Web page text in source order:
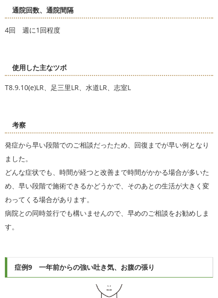
通院回数、通院間隔
4回 週に1回程度
使用した主なツボ
T8.9.10(e)LR、足三里LR、水道LR、志室L
考察
発症から早い段階でのご相談だったため、回復までが早い例となり
ました。
どんな症状でも、時間が経つと改善まで時間がかかる場合が多いた
め、早い段階で施術できるかどうかで、そのあとの生活が大きく変
わってくる場合があります。
病院との同時並行でも構いませんので、早めのご相談をお勧めしま
す。
症例9 一年前からの強い吐き気、お腹の張り